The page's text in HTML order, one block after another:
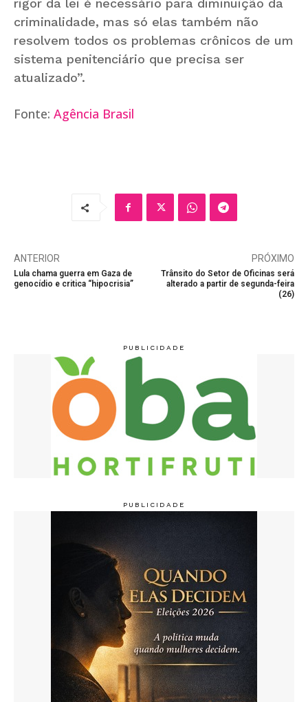
rigor da lei é necessário para diminuição da
criminalidade, mas só elas também não
resolvem todos os problemas crônicos de um
sistema penitenciário que precisa ser
atualizado”.
Fonte: Agência Brasil
ANTERIOR
Lula chama guerra em Gaza de
genocídio e critica “hipocrisia”
PRÓXIMO
Trânsito do Setor de Oficinas será
alterado a partir de segunda-feira
(26)